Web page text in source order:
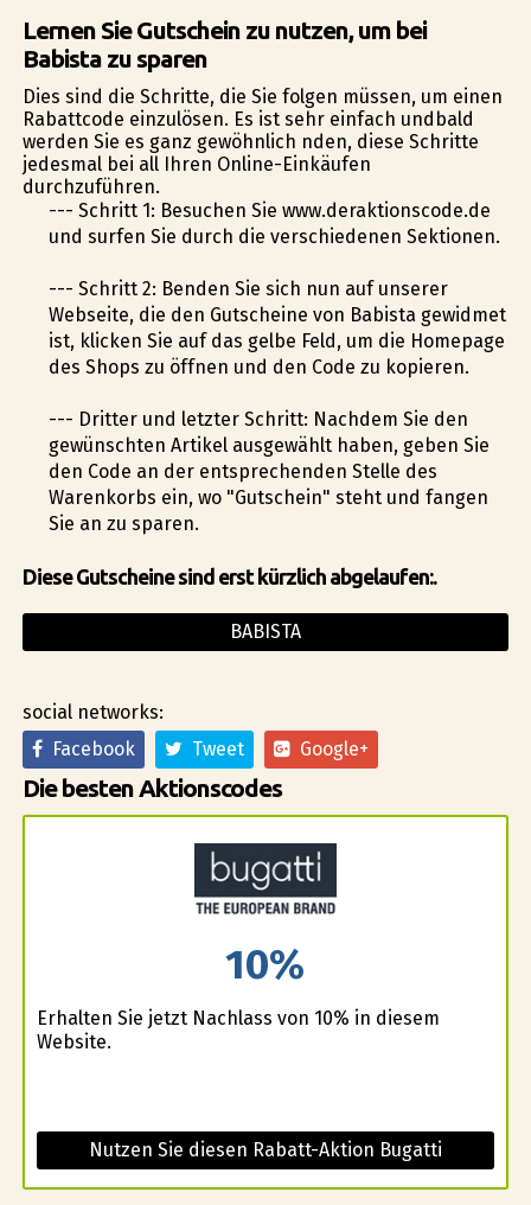
Lernen Sie Gutschein zu nutzen, um bei
Babista zu sparen
Dies sind die Schritte, die Sie folgen müssen, um einen
Rabattcode einzulösen. Es ist sehr einfach undbald
werden Sie es ganz gewöhnlich finden, diese Schritte
jedesmal bei all Ihren Online-Einkäufen
durchzuführen.
--- Schritt 1: Besuchen Sie www.deraktionscode.de
und surfen Sie durch die verschiedenen Sektionen.
--- Schritt 2: Befinden Sie sich nun auf unserer
Webseite, die den Gutscheine von Babista gewidmet
ist, klicken Sie auf das gelbe Feld, um die Homepage
des Shops zu öffnen und den Code zu kopieren.
--- Dritter und letzter Schritt: Nachdem Sie den
gewünschten Artikel ausgewählt haben, geben Sie
den Code an der entsprechenden Stelle des
Warenkorbs ein, wo "Gutschein" steht und fangen
Sie an zu sparen.
Diese Gutscheine sind erst kürzlich abgelaufen:.
BABISTA
social networks:
Facebook
Tweet Google+
Die besten Aktionscodes
10%
Erhalten Sie jetzt Nachlass von 10% in diesem
Website.
Nutzen Sie diesen Rabatt-Aktion Bugatti